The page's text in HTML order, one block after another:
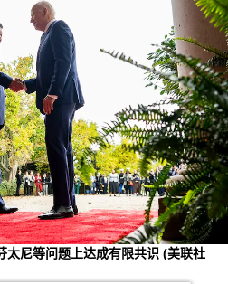
太尼等问题上达成有限共识(美联社